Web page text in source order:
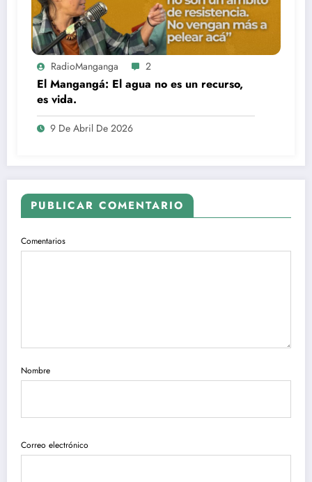
RadioManganga 2
El Mangangá: El agua no es un recurso,
es vida.
9 De Abril De 2026
PUBLICAR COMENTARIO
Comentarios
Nombre
Correo electrónico